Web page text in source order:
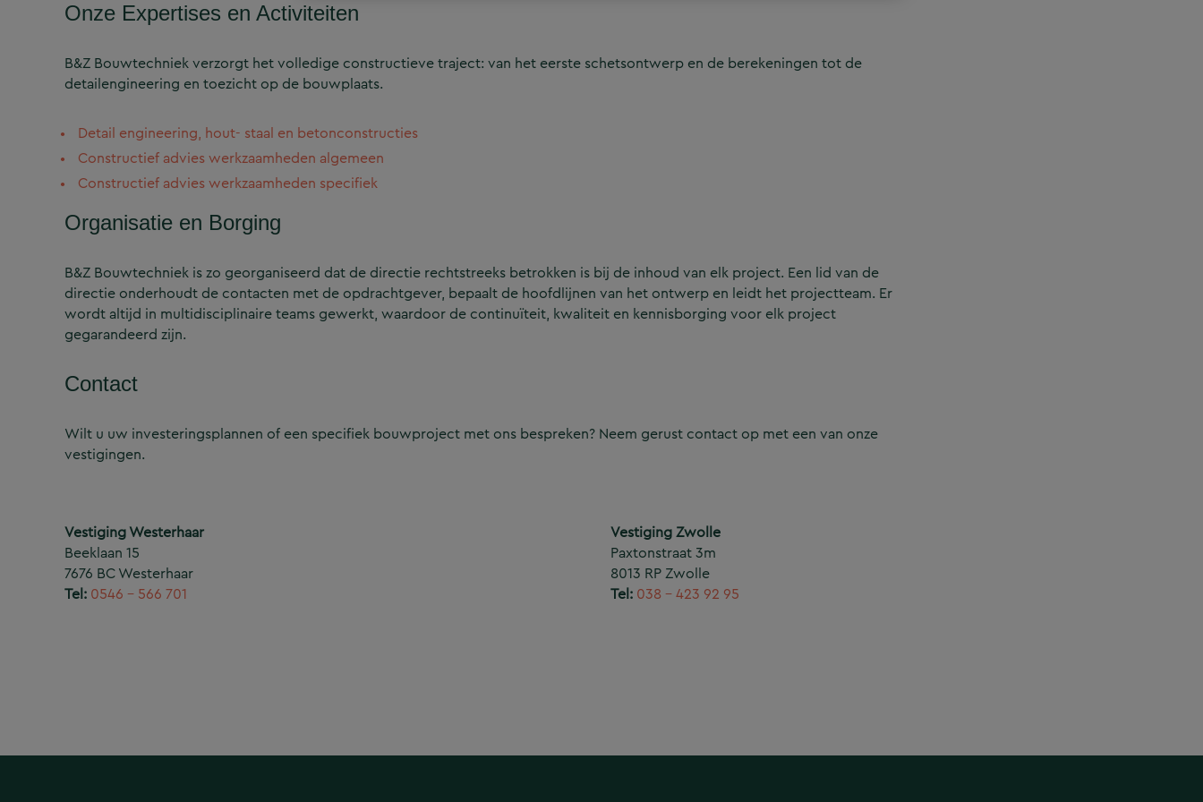
Onze Expertises en Activiteiten
B&Z Bouwtechniek verzorgt het volledige constructieve traject: van het eerste schetsontwerp en de berekeningen tot de
detailengineering en toezicht op de bouwplaats.
Detail engineering, hout- staal en betonconstructies
Constructief advies werkzaamheden algemeen
Constructief advies werkzaamheden specifiek
Organisatie en Borging
B&Z Bouwtechniek is zo georganiseerd dat de directie rechtstreeks betrokken is bij de inhoud van elk project. Een lid van de
directie onderhoudt de contacten met de opdrachtgever, bepaalt de hoofdlijnen van het ontwerp en leidt het projectteam. Er
wordt altijd in multidisciplinaire teams gewerkt, waardoor de continuïteit, kwaliteit en kennisborging voor elk project
gegarandeerd zijn.
Contact
Wilt u uw investeringsplannen of een specifiek bouwproject met ons bespreken? Neem gerust contact op met een van onze
vestigingen.
Vestiging Westerhaar
Beeklaan 15
7676 BC Westerhaar
Tel: 0546 – 566 701
Vestiging Zwolle
Paxtonstraat 3m
8013 RP Zwolle
Tel: 038 – 423 92 95